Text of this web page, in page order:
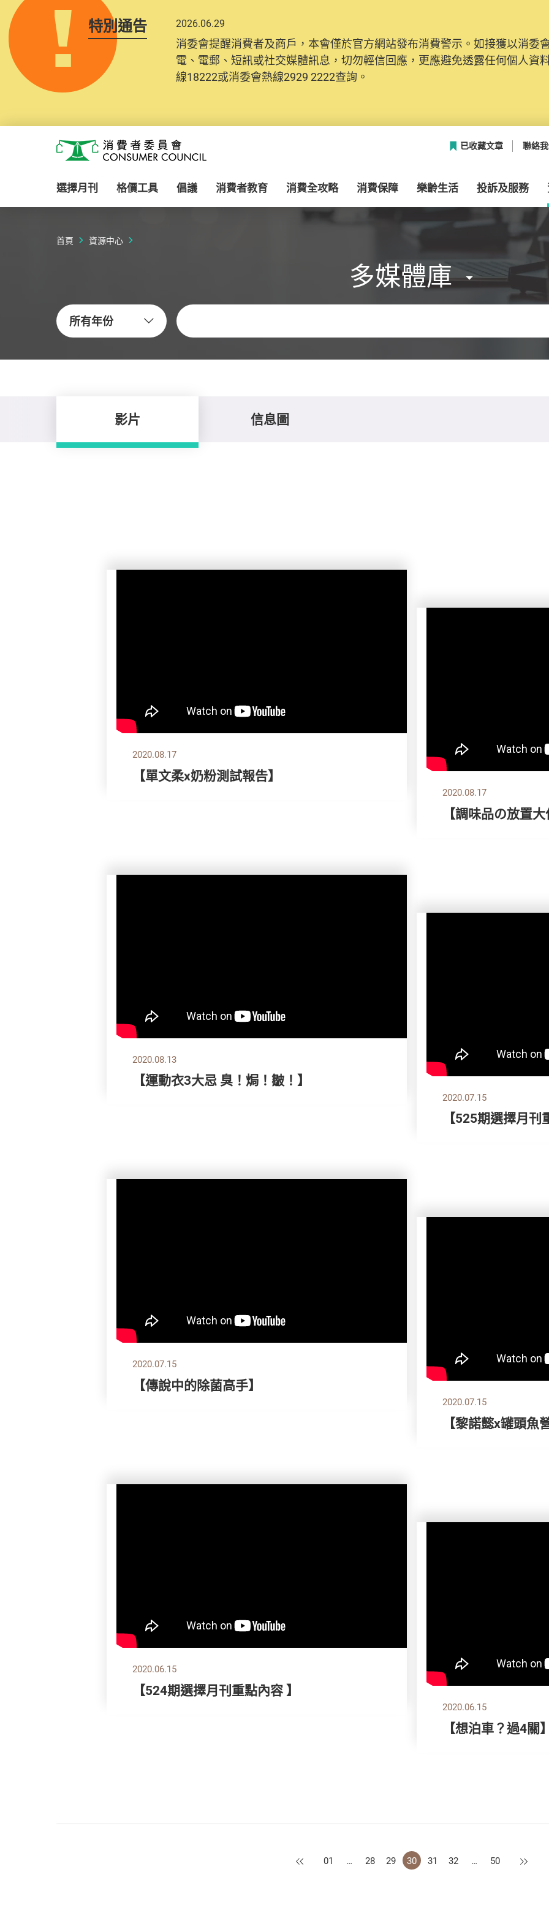
特別通告 2026.06.29
消委會提醒消費者及商戶，本會僅於官方網站發布消費警示。如接獲以消委
電、電郵、短訊或社交媒體訊息，切勿輕信回應，更應避免透露任何個人資
線18222或消委會熱線2929 2222查詢。
2025.10.31
為提升使用者體驗及網絡安全，本會的投訴處理系統已經進行升級及推出
消費者需要提供基本聯絡資料（包括姓名、電郵及電話）註冊帳戶，才可提
紀錄將清晰整合於帳戶中，方便日後作出跟進。
消費者委員會
已收藏文章 聯絡
選擇月刊 格價工具 倡議 消費者教育 消費全攻略 消費保障 樂齡生活 投訴及服務
首頁 資源中心
多媒體庫
所有年份
關鍵字
影片 信息圖
2020.08.17
【單文柔x奶粉測試報告】
2020.08.17
【調味品の放置
2020.08.13
【運動衣3大忌 臭！焗！皺！】
2020.07.15
【525期選擇月
2020.07.15
【傳說中的除菌高手】
2020.07.15
【黎諾懿x罐頭魚
2020.06.15
【524期選擇月刊重點內容 】
2020.06.15
【想泊車？過4關
上一頁
01 … 28 29 30 31 32 … 50 下一頁